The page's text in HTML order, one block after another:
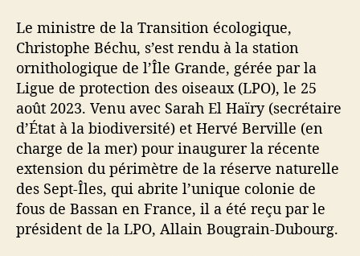
t
e
s
:
l
e
m
i
i
s
t
Le ministre de la Transition écologique,
Christophe Béchu, s’est rendu à la station
ornithologique de l’Île Grande, gérée par la
Ligue de protection des oiseaux (LPO), le 25
août 2023. Venu avec Sarah El Haïry (secrétaire
d’État à la biodiversité) et Hervé Berville (en
charge de la mer) pour inaugurer la récente
extension du périmètre de la réserve naturelle
des Sept-Îles, qui abrite l’unique colonie de
fous de Bassan en France, il a été reçu par le
président de la LPO, Allain Bougrain-Dubourg.